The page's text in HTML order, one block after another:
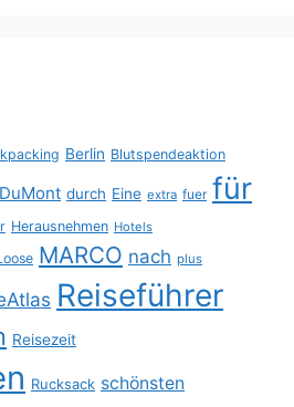
Berlin Blutspendeaktion
DuMont durch Eine extra fuer für
Herausnehmen Hotels
MARCO nach plus
Reiseführer
Reisezeit
Rucksack schönsten